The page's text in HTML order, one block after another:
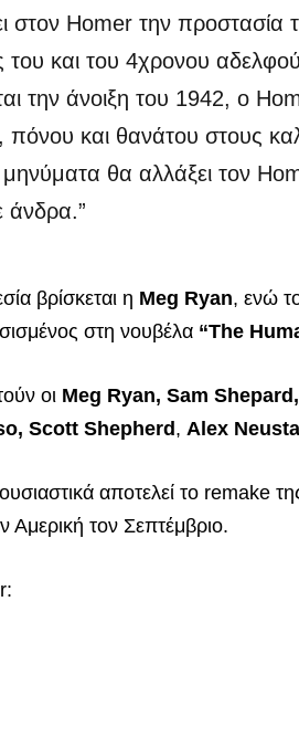
στον Homer την προστασία
του και του 4χρονου
την άνοιξη του 1942, ο
πόνου και θανάτου στους
θα αλλάξει τον
άνδρα.”
βρίσκεται η Meg Ryan, ενώ
στη νουβέλα “The
οι Meg Ryan, Sam
Scott Shepherd , Alex
αποτελεί το remake
Αμερική τον Σεπτέμβριο.